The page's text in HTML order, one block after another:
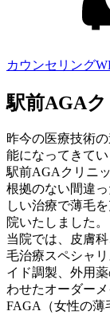
カウンセリング
駅前AGA
昨今の医療技術
能になってきてい
駅前AGAクリニ
根拠のない間違
しい治療で薄毛
院いたしました。
当院では、皮膚
毛治療スペシャ
イド調製、外用
わせたオーダー
FAGA（女性の薄